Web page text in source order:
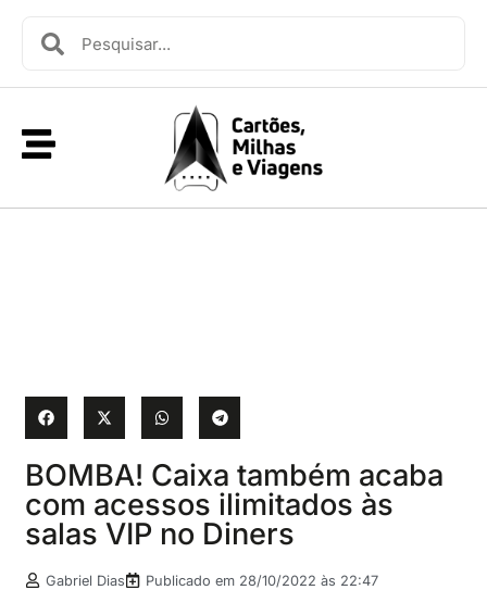
BOMBA! Caixa também acaba
com acessos ilimitados às
salas VIP no Diners
Gabriel Dias Publicado em 28/10/2022 às 22:47